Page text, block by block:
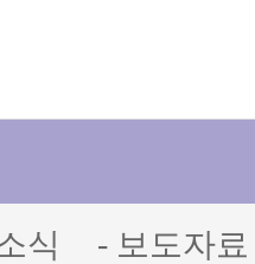
식 - 보도자료